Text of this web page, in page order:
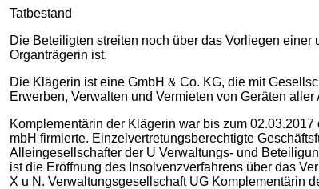
Tatbestand
Die Beteiligten streiten noch über das Vorliegen
Organträgerin ist.
Die Klägerin ist eine GmbH & Co. KG, die mit
Erwerben, Verwalten und Vermieten von Geräten
Komplementärin der Klägerin war bis zum
mbH firmierte. Einzelvertretungsberechtigte
Alleingesellschafter der U Verwaltungs- und
ist die Eröffnung des Insolvenzverfahrens über das
X u N. Verwaltungsgesellschaft UG Komplementärin